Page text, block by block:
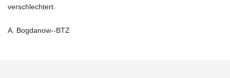
verschlechtert.
A. Bogdanow--BTZ